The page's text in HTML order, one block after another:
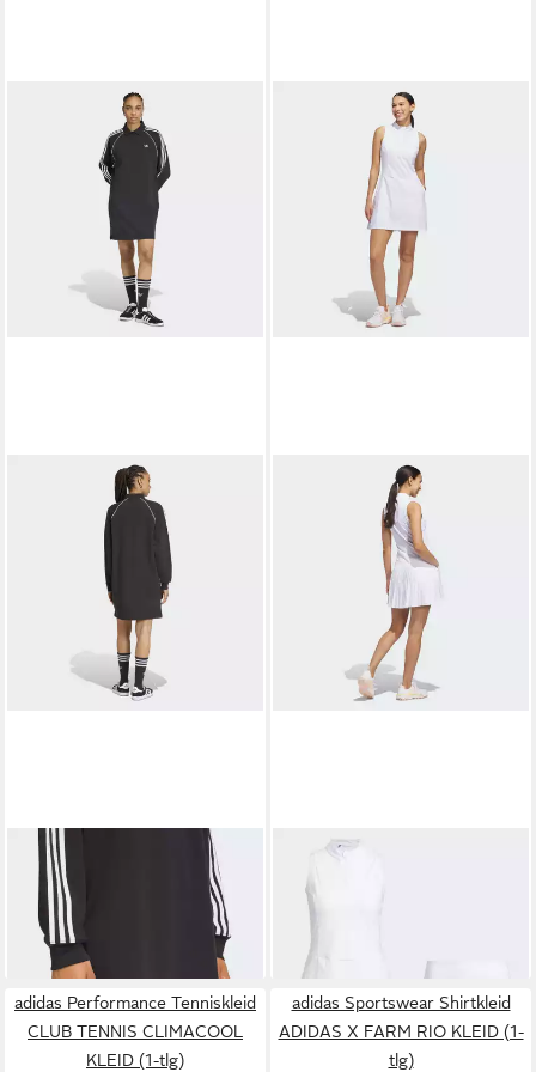
ADIDAS ORIGINALS
Shirtkleid SST
ab 46,99 €
-33%
ADIDAS PERFORMANCE
Polokleid ULTIMATE365
TOUR KLEID (1-tlg)
120,00 €
adidas Performance Tenniskleid
CLUB TENNIS CLIMACOOL
KLEID (1-tlg)
adidas Sportswear Shirtkleid
ADIDAS X FARM RIO KLEID (1-
tlg)